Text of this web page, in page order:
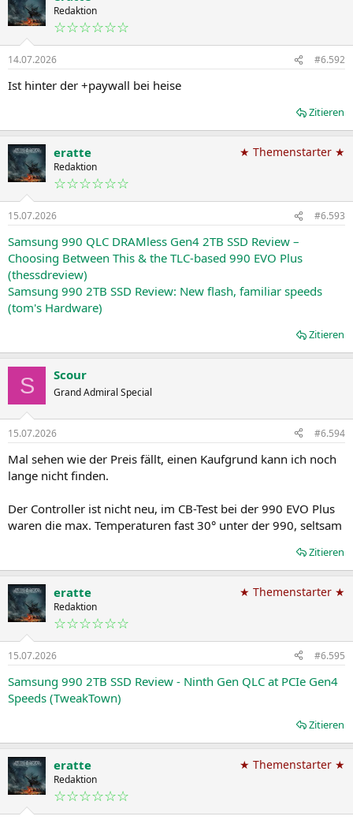
Redaktion
☆☆☆☆☆☆
14.07.2026 #6.592
Ist hinter der +paywall bei heise
Zitieren
eratte
Redaktion
☆☆☆☆☆☆
★ Themenstarter ★
15.07.2026 #6.593
Samsung 990 QLC DRAMless Gen4 2TB SSD Review –
Choosing Between This & the TLC-based 990 EVO Plus
(thessdreview)
Samsung 990 2TB SSD Review: New flash, familiar speeds
(tom's Hardware)
Zitieren
S Scour
Grand Admiral Special
15.07.2026 #6.594
Mal sehen wie der Preis fällt, einen Kaufgrund kann ich noch
lange nicht finden.
Der Controller ist nicht neu, im CB-Test bei der 990 EVO Plus
waren die max. Temperaturen fast 30° unter der 990, seltsam
Zitieren
eratte
Redaktion
☆☆☆☆☆☆
★ Themenstarter ★
15.07.2026 #6.595
Samsung 990 2TB SSD Review - Ninth Gen QLC at PCIe Gen4
Speeds (TweakTown)
Zitieren
eratte
Redaktion
☆☆☆☆☆☆
★ Themenstarter ★